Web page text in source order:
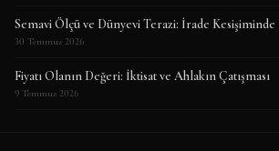
Semavi Ölçü ve Dünyevi Terazi: İrade Kesişiminde
30 Temmuz 2026
Fiyatı Olanın Değeri: İktisat ve Ahlakın Çatışması
9 Temmuz 2026